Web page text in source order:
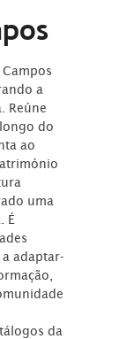
a
Reúne
do
ao
uma
. É
adaptar-
da